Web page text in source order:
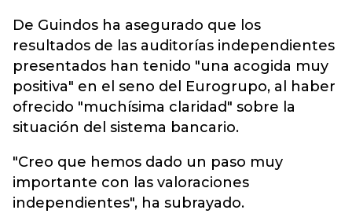
De Guindos ha asegurado que los
resultados de las auditorías independientes
presentados han tenido "una acogida muy
positiva" en el seno del Eurogrupo, al haber
ofrecido "muchísima claridad" sobre la
situación del sistema bancario.
"Creo que hemos dado un paso muy
importante con las valoraciones
independientes", ha subrayado.